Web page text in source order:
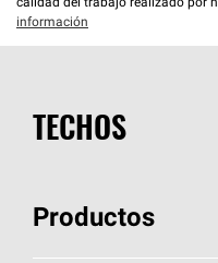
calidad del trabajo realizado por
información
TECHOS
Productos